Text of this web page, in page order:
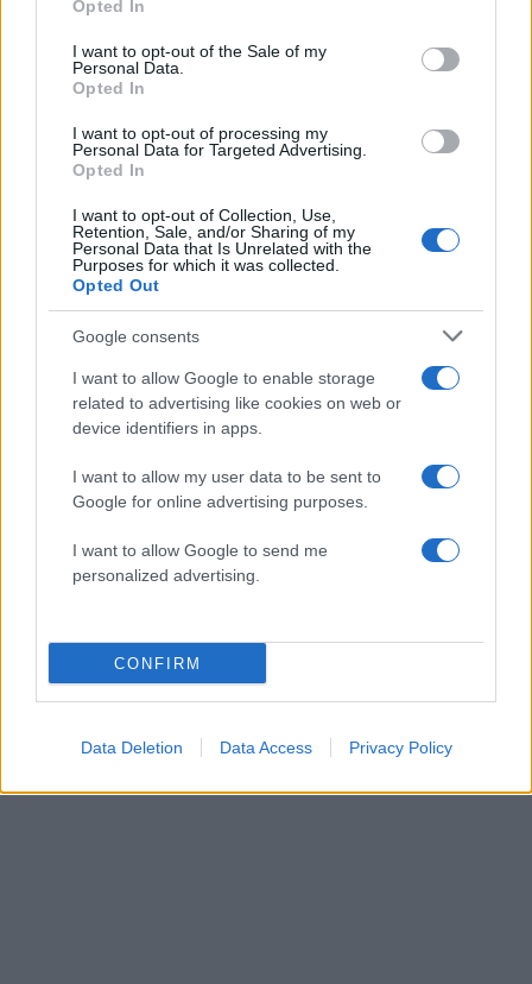
use your data for below specified purposes in below Google
consent section.
Opted In
I want to opt-out of the Sale of my
Personal Data.
Opted In
I want to opt-out of processing my
Personal Data for Targeted Advertising.
Opted In
I want to opt-out of Collection, Use,
Retention, Sale, and/or Sharing of my
Personal Data that Is Unrelated with the
Purposes for which it was collected.
Opted Out
Google consents
I want to allow Google to enable storage
related to advertising like cookies on web or
device identifiers in apps.
I want to allow my user data to be sent to
Google for online advertising purposes.
I want to allow Google to send me
personalized advertising.
CONFIRM
Data Deletion Data Access Privacy Policy
Πέθανε στα 26 της η influencer Sydney Towle
μετά από γενναία μάχη με σπάνια μορφή
καρκίνου
07.08.2026
Αθηνά Οικονομάκου: Το βίντεο από τις
διακοπές της στο Μπόρα Μπόρα και το δίλημμα